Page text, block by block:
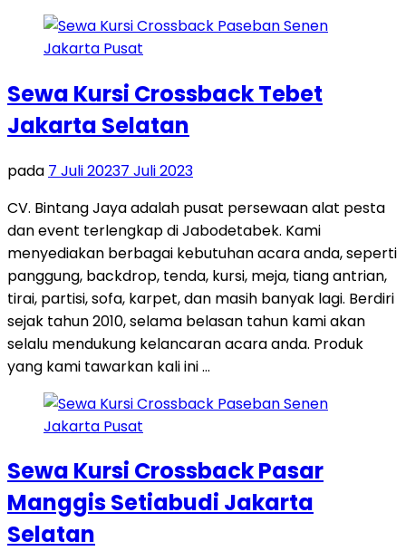
Sewa Kursi Crossback Tebet
Jakarta Selatan
pada 7 Juli 20237 Juli 2023
CV. Bintang Jaya adalah pusat persewaan alat pesta
dan event terlengkap di Jabodetabek. Kami
menyediakan berbagai kebutuhan acara anda, seperti
panggung, backdrop, tenda, kursi, meja, tiang antrian,
tirai, partisi, sofa, karpet, dan masih banyak lagi. Berdiri
sejak tahun 2010, selama belasan tahun kami akan
selalu mendukung kelancaran acara anda. Produk
yang kami tawarkan kali ini …
Sewa Kursi Crossback Pasar
Manggis Setiabudi Jakarta
Selatan